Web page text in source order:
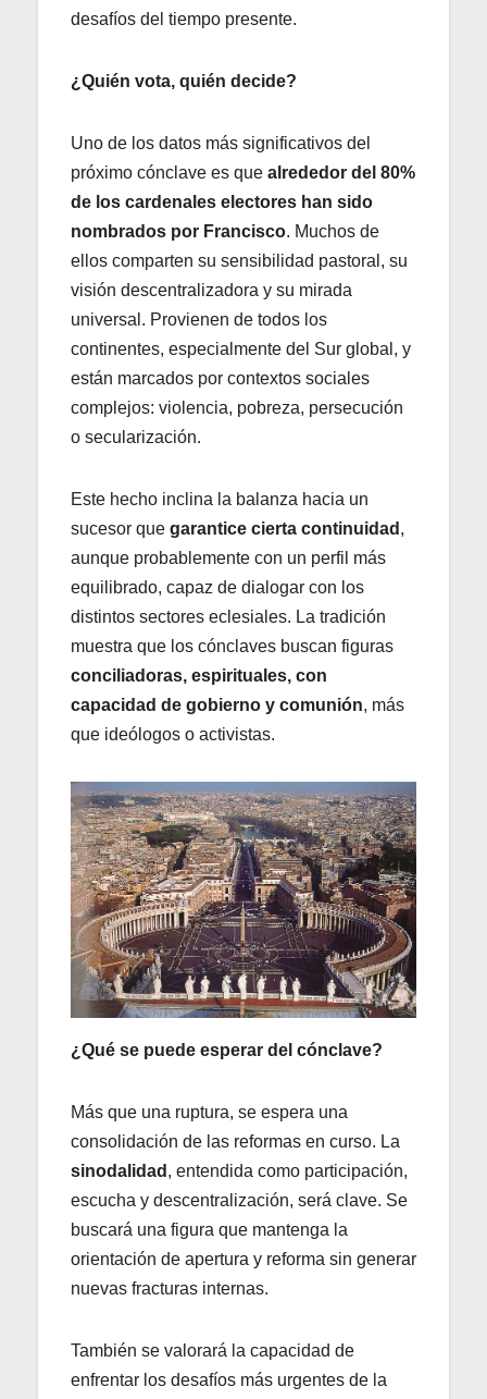
desafíos del tiempo presente.
¿Quién vota, quién decide?
Uno de los datos más significativos del
próximo cónclave es que alrededor del 80%
de los cardenales electores han sido
nombrados por Francisco. Muchos de
ellos comparten su sensibilidad pastoral, su
visión descentralizadora y su mirada
universal. Provienen de todos los
continentes, especialmente del Sur global, y
están marcados por contextos sociales
complejos: violencia, pobreza, persecución
o secularización.
Este hecho inclina la balanza hacia un
sucesor que garantice cierta continuidad ,
aunque probablemente con un perfil más
equilibrado, capaz de dialogar con los
distintos sectores eclesiales. La tradición
muestra que los cónclaves buscan figuras
conciliadoras, espirituales, con
capacidad de gobierno y comunión, más
que ideólogos o activistas.
¿Qué se puede esperar del cónclave?
Más que una ruptura, se espera una
consolidación de las reformas en curso. La
sinodalidad , entendida como participación,
escucha y descentralización, será clave. Se
buscará una figura que mantenga la
orientación de apertura y reforma sin generar
nuevas fracturas internas.
También se valorará la capacidad de
enfrentar los desafíos más urgentes de la